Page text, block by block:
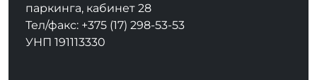
паркинга, кабинет 28
Тел/факс: +375 (17) 298-53-53
УНП 191113330